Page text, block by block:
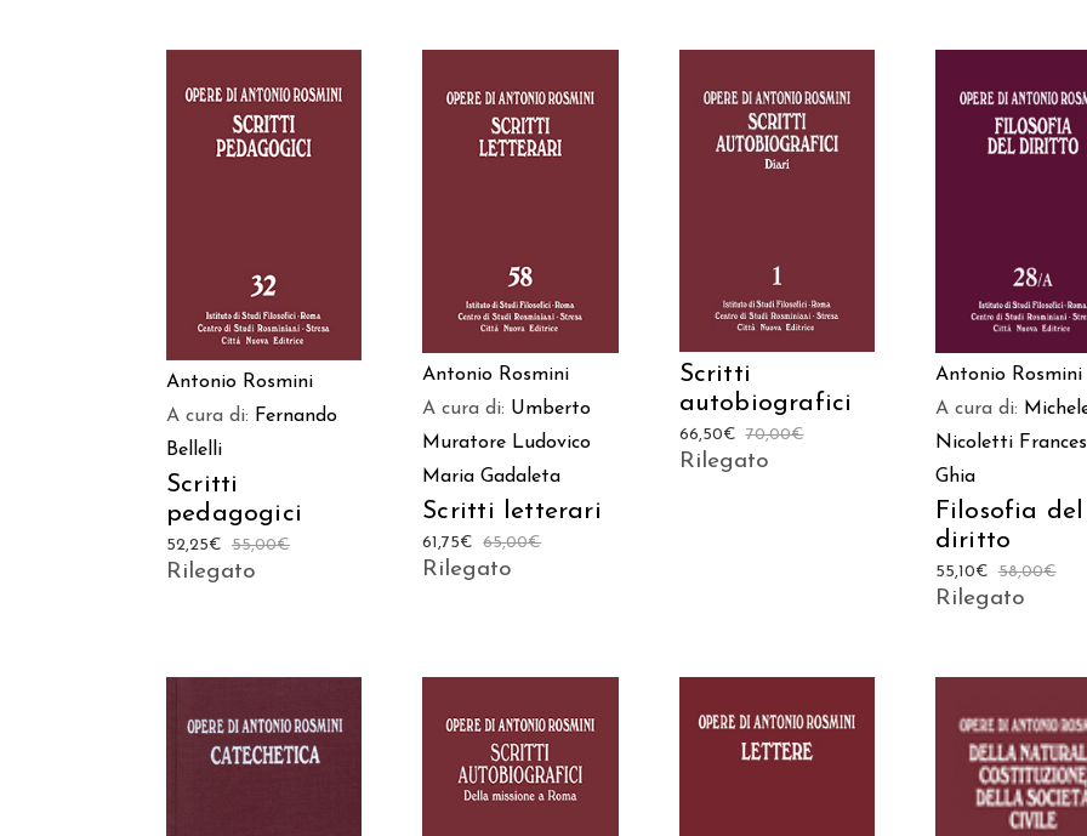
Antonio Rosmini
A cura di: Fernando
Bellelli
Scritti
pedagogici
55,00€
52,25€
Rilegato
Antonio Rosmini
A cura di: Umberto
Muratore Ludovico
Maria Gadaleta
Scritti letterari
65,00€
61,75€
Rilegato
Scritti
autobiografici
70,00€
66,50€
Rilegato
Antonio Rosmini
A cura di:
Nicoletti
Ghia
Filosofia del
diritto
58,00€
55,10€
Rilegato
AGGIUNGI AL